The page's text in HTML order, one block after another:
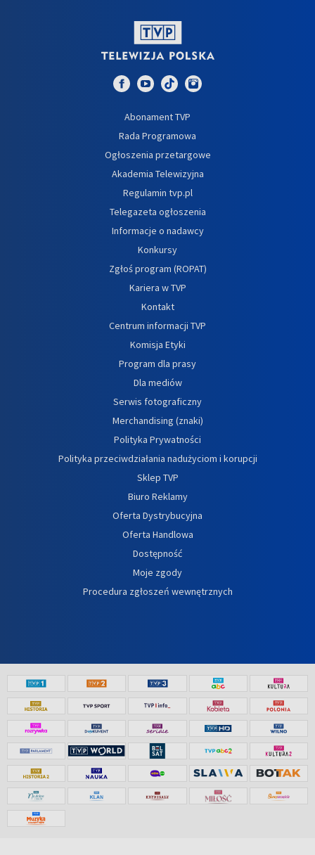
Abonament TVP
Rada Programowa
Ogłoszenia przetargowe
Akademia Telewizyjna
Regulamin tvp.pl
Telegazeta ogłoszenia
Informacje o nadawcy
Konkursy
Zgłoś program (ROPAT)
Kariera w TVP
Kontakt
Centrum informacji TVP
Komisja Etyki
Program dla prasy
Dla mediów
Serwis fotograficzny
Merchandising (znaki)
Polityka Prywatności
Polityka przeciwdziałania nadużyciom i korupcji
Sklep TVP
Biuro Reklamy
Oferta Dystrybucyjna
Oferta Handlowa
Dostępność
Moje zgody
Procedura zgłoszeń wewnętrznych